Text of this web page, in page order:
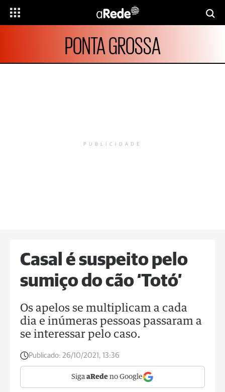
PONTA GROSSA
PUBLICIDADE
Casal é suspeito pelo
sumiço do cão ‘Totó’
Os apelos se multiplicam a cada
dia e inúmeras pessoas passaram a
se interessar pelo caso.
Publicado: 26/10/2021, 13:36
Siga aRede no Google